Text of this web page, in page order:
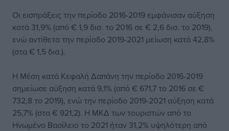
Οι εισπράξεις την περίοδο 2016-2019 εμφάνισαν αύξηση
κατά 31,9% (από € 1,9 δισ. το 2016 σε € 2,6 δισ. το 2019),
ενώ αντίθετα την περίοδο 2019-2021 μείωση κατά 42,8%
(στα € 1,5 δισ.).
Η Μέση κατά Κεφαλή Δαπάνη την περίοδο 2016-2019
σημείωσε αύξηση κατά 9,1% (από € 671,7 το 2016 σε €
732,8 το 2019), ενώ την περίοδο 2019-2021 αύξηση κατά
25,7% (στα € 921,2). Η ΜΚΔ των τουριστών από το
Ηνωμένο Βασίλειο το 2021 ήταν 31,2% υψηλότερη από